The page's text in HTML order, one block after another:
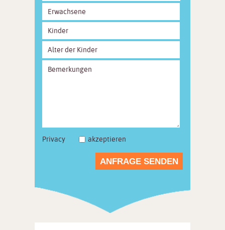
Privacy akzeptieren
ANFRAGE SENDEN